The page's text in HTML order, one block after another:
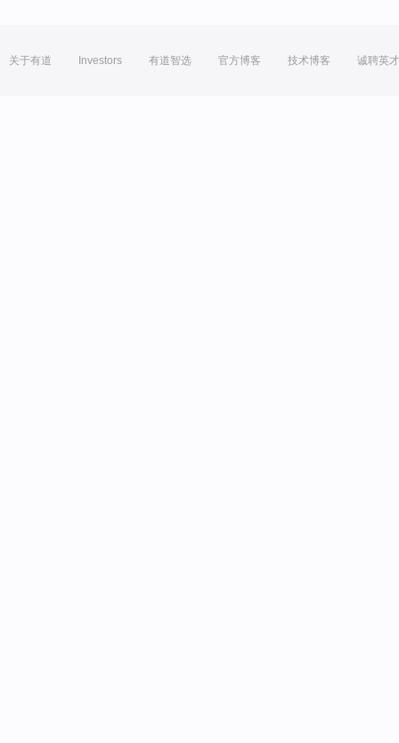
关于有道 Investors 有道智选 官方博客 技术博客 诚聘英才